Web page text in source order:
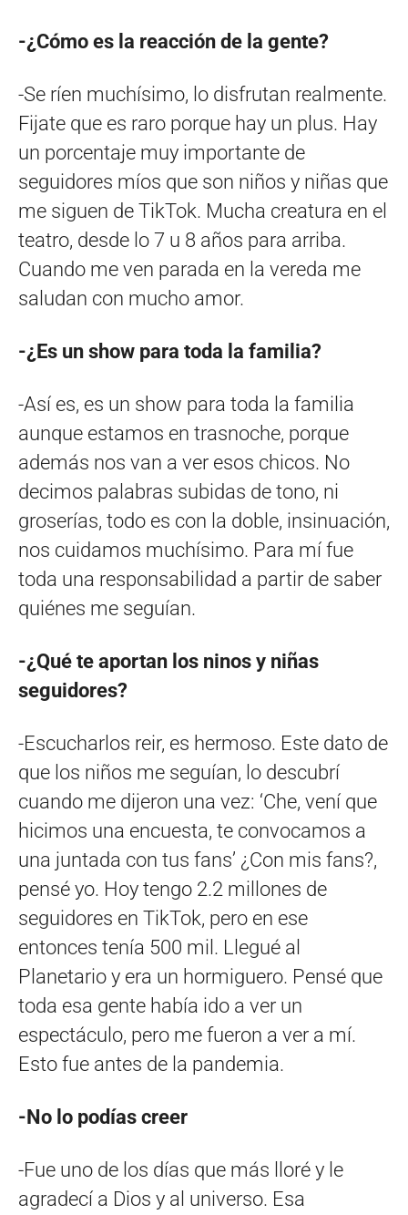
-¿Cómo es la reacción de la gente?
-Se ríen muchísimo, lo disfrutan realmente.
Fijate que es raro porque hay un plus. Hay
un porcentaje muy importante de
seguidores míos que son niños y niñas que
me siguen de TikTok. Mucha creatura en el
teatro, desde lo 7 u 8 años para arriba.
Cuando me ven parada en la vereda me
saludan con mucho amor.
-¿Es un show para toda la familia?
-Así es, es un show para toda la familia
aunque estamos en trasnoche, porque
además nos van a ver esos chicos. No
decimos palabras subidas de tono, ni
groserías, todo es con la doble, insinuación,
nos cuidamos muchísimo. Para mí fue
toda una responsabilidad a partir de saber
quiénes me seguían.
-¿Qué te aportan los ninos y niñas
seguidores?
-Escucharlos reir, es hermoso. Este dato de
que los niños me seguían, lo descubrí
cuando me dijeron una vez: ‘Che, vení que
hicimos una encuesta, te convocamos a
una juntada con tus fans’ ¿Con mis fans?,
pensé yo. Hoy tengo 2.2 millones de
seguidores en TikTok, pero en ese
entonces tenía 500 mil. Llegué al
Planetario y era un hormiguero. Pensé que
toda esa gente había ido a ver un
espectáculo, pero me fueron a ver a mí.
Esto fue antes de la pandemia.
-No lo podías creer
-Fue uno de los días que más lloré y le
agradecí a Dios y al universo. Esa